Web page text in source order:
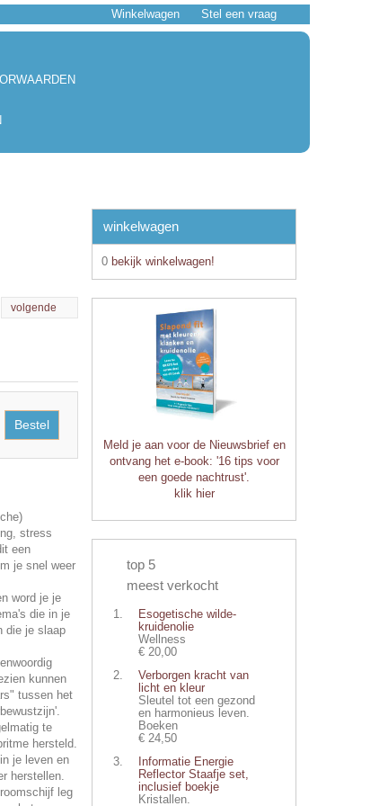
Winkelwagen Stel een vraag
volgende
Bestel
stress
een
je snel weer
word je je
die in je
die je slaap
kunnen
tussen het
te
hersteld.
je leven en
herstellen.
leg
winkelwagen
0 bekijk winkelwagen!
Meld je aan voor de Nieuwsbrief en
ontvang het e-book: '16 tips voor
een goede nachtrust'.
klik hier
top 5
meest verkocht
Esogetische wilde-
kruidenolie
Wellness
€ 20,00
Verborgen kracht van
licht en kleur
Sleutel tot een gezond
en harmonieus leven.
Boeken
€ 24,50
Informatie Energie
Reflector Staafje set,
inclusief boekje
Kristallen.